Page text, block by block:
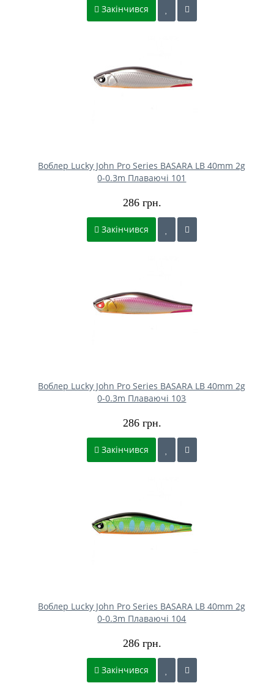
Закінчився
Воблер Lucky John Pro Series BASARA LB 40mm 2g
0-0.3m Плаваючі 101
286 грн.
Закінчився
Воблер Lucky John Pro Series BASARA LB 40mm 2g
0-0.3m Плаваючі 103
286 грн.
Закінчився
Воблер Lucky John Pro Series BASARA LB 40mm 2g
0-0.3m Плаваючі 104
286 грн.
Закінчився